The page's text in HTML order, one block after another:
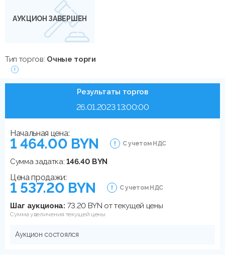
АУКЦИОН ЗАВЕРШЕН
Тип торгов: Очные торги
Результаты торгов
26.01.2023 13:00:00
Начальная цена:
1 464.00 BYN С учетом НДС
Сумма задатка:146.40 BYN
Цена продажи:
1 537.20 BYN С учетом НДС
Шаг аукциона: 73.20 BYN от текущей цены
Сумма увеличения текущей цены
Аукцион состоялся